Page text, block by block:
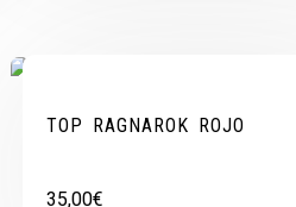
TOP RAGNAROK ROJO
35,00€